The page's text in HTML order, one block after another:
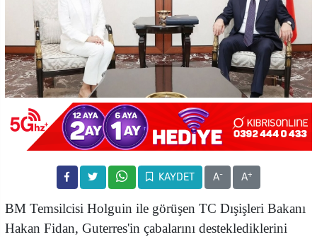
KAYDET A- A+
BM Temsilcisi Holguin ile görüşen TC Dışişleri Bakanı
Hakan Fidan, Guterres'in çabalarını desteklediklerini